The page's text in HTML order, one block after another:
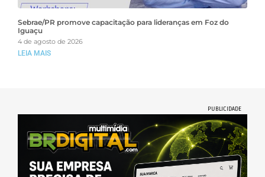
Sebrae/PR promove capacitação para lideranças em Foz do
Iguaçu
4 de agosto de 2026
LEIA MAIS
PUBLICIDADE